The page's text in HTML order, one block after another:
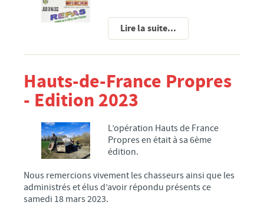
PROPOS DES ÉLUS DE LA MAJORITÉ
PROPOS DES ÉLUS DE L’OPPOSITION
CONSEIL MUNICIPAL JEUNES
ELECTIONS
PARTENAIRES DE LA VILLE
CULTURE
MÉDIATHÈQUE
ÉCOLE MUNICIPALE D'ARTS PLASTIQUES
ÉCOLE MUNICIPALE DE MUSIQUE
ACTIVITÉS BIEN-ÊTRE
Lire la suite...
Hauts-de-France Propres
- Edition 2023
L’opération Hauts de France
Propres en était à sa 6ème
édition.
Nous remercions vivement les chasseurs ainsi que les
administrés et élus d’avoir répondu présents ce
samedi 18 mars 2023.